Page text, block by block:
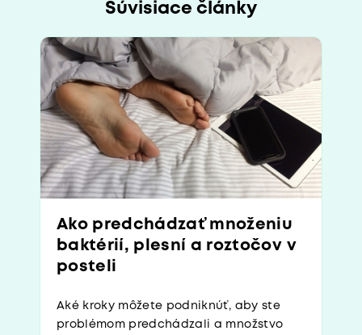
Súvisiace články
Ako predchádzať množeniu
baktérií, plesní a roztočov v
posteli
Aké kroky môžete podniknúť, aby ste
problémom predchádzali a množstvo